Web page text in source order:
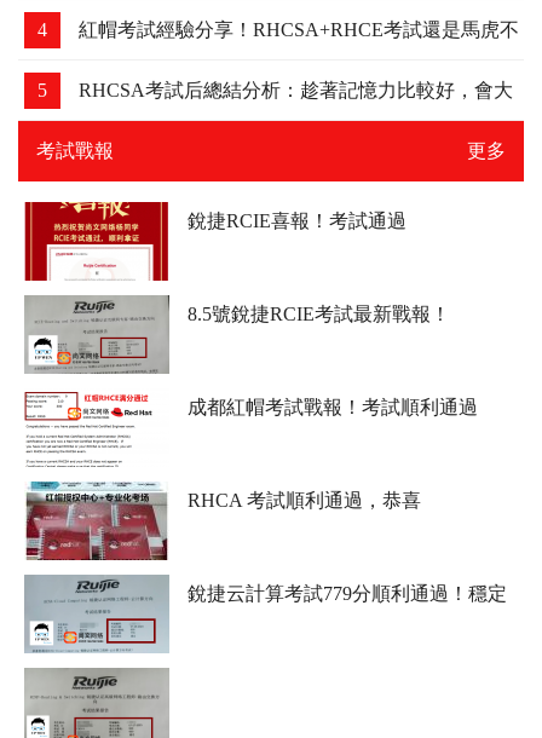
意，我差點吃了虧！
4 紅帽考試經驗分享！RHCSA+RHCE考試還是馬虎不
得，細節要注意下！
5 RHCSA考試后總結分析：趁著記憶力比較好，會大
家分享下
考試戰報 更多
銳捷RCIE喜報！考試通過
8.5號銳捷RCIE考試最新戰報！
成都紅帽考試戰報！考試順利通過
RHCA 考試順利通過，恭喜
銳捷云計算考試779分順利通過！穩定